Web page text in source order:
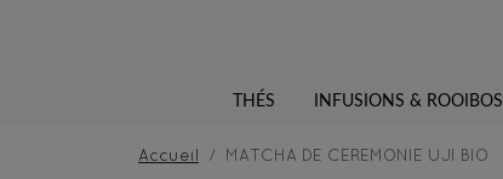
THÉS INFUSIONS & ROOIBOS
Accueil MATCHA DE CEREMONIE UJI BIO